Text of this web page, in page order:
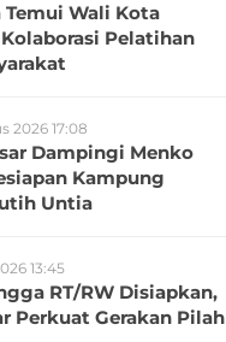
Temui Wali Kota
Pelatihan
2026 17:08
Dampingi Menko
Kampung
Untia
13:45
RT/RW Disiapkan,
Perkuat Gerakan Pilah